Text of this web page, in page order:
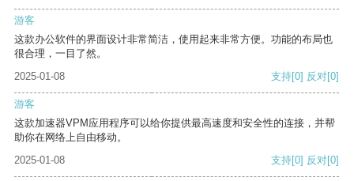
游客
这款办公软件的界面设计非常简洁，使用起来非常方便。功能的布局也
很合理，一目了然。
2025-01-08
支持[0] 反对[0]
游客
这款加速器VPM应用程序可以给你提供最高速度和安全性的连接，并帮
助你在网络上自由移动。
2025-01-08
支持[0] 反对[0]